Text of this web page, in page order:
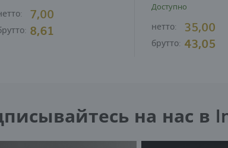
7,00
8,61
Доступно
нетто: 35,00
брутто: 43,05
на нас в